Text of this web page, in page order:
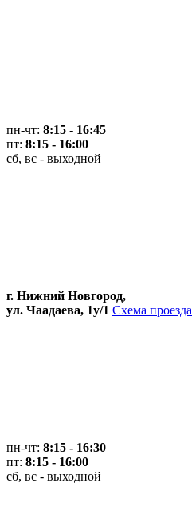
пн-чт: 8:15 - 16:45
пт: 8:15 - 16:00
сб, вс - выходной
г. Нижний Новгород,
ул. Чаадаева, 1у/1 Схема проезда
пн-чт: 8:15 - 16:30
пт: 8:15 - 16:00
сб, вс - выходной